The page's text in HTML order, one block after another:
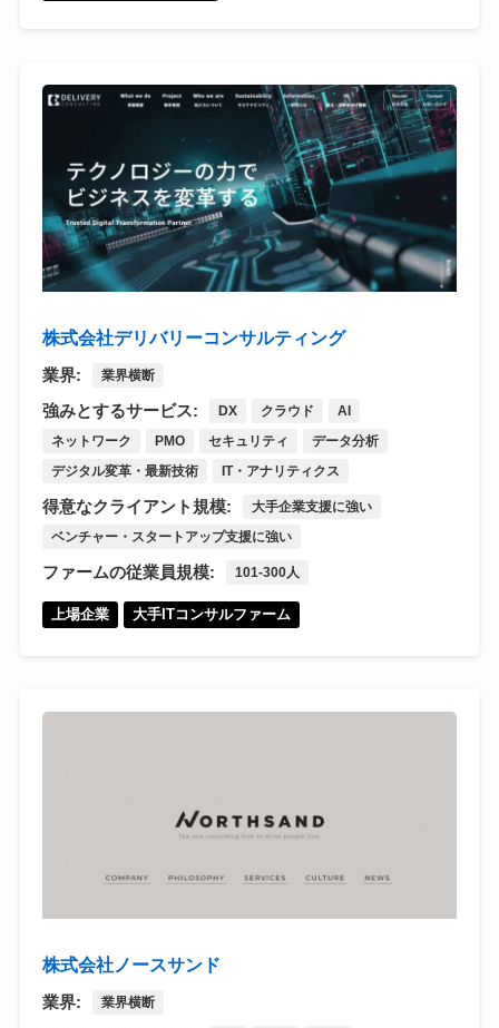
株式会社デリバリーコンサルティング
業界: 業界横断
強みとするサービス: DX クラウド AI
ネットワーク PMO セキュリティ データ分析
デジタル変革・最新技術 IT・アナリティクス
得意なクライアント規模: 大手企業支援に強い
ベンチャー・スタートアップ支援に強い
ファームの従業員規模: 101-300人
上場企業 大手ITコンサルファーム
株式会社ノースサンド
業界: 業界横断